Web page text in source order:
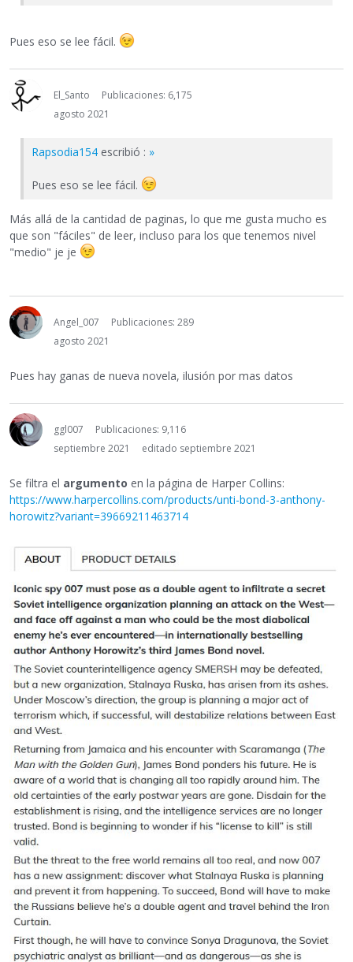
Pues eso se lee fácil.
El_Santo
Publicaciones: 6,175
agosto 2021
Rapsodia154 escribió : »
Pues eso se lee fácil.
Más allá de la cantidad de paginas, lo que me gusta mucho es
que son "fáciles" de leer, incluso para los que tenemos nivel
"medio" je je
Angel_007
Publicaciones: 289
agosto 2021
Pues hay ganas de nueva novela, ilusión por mas datos
ggl007
Publicaciones: 9,116
septiembre 2021
editado septiembre 2021
Se filtra el argumento en la página de Harper Collins:
https://www.harpercollins.com/products/unti-bond-3-anthony-
horowitz?variant=39669211463714